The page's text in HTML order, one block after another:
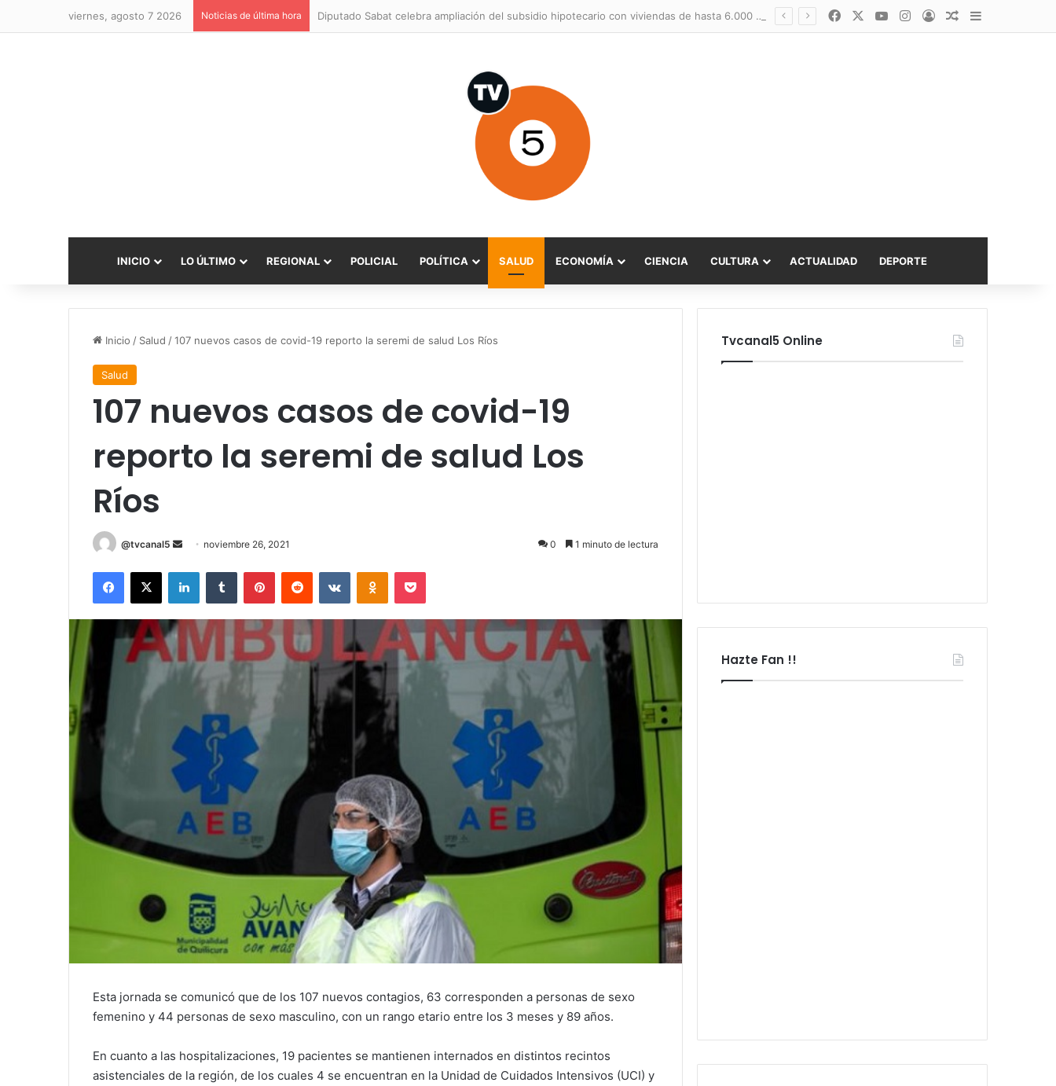
viernes, agosto 7 2026 Noticias de última hora Diputado Sabat celebra ampliación del subsidio hipotecario con viviendas de hasta 6.000 UF FacebookYouTubeInstagram
AccesoPublicación al
Barra lateral
INICIO LO ÚLTIMO REGIONAL POLICIAL POLÍTICA SALUD ECONOMÍA CIENCIA CULTURA ACTUALIDAD DEPORTE
Inicio / Salud /107 nuevos casos de covid-19 reporto la seremi de salud Los Ríos
Salud
107 nuevos casos de covid-19
reporto la seremi de salud Los
Ríos
@tvcanal5
Send
email
noviembre 26, 2021 0 1 minuto de lectura
Facebook
X LinkedInTumblr PinterestReddit VKontakteOdnoklassniki
Pocket
Esta jornada se comunicó que de los 107 nuevos contagios, 63 corresponden a personas de sexo
femenino y 44 personas de sexo masculino, con un rango etario entre los 3 meses y 89 años.
En cuanto a las hospitalizaciones, 19 pacientes se mantienen internados en distintos recintos
asistenciales de la región, de los cuales 4 se encuentran en la Unidad de Cuidados Intensivos (UCI) y
Tvcanal5 Online
Hazte Fan !!